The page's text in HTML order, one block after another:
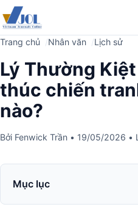
Trang chủ Nhân văn Lịch sử
Lý Thường
thúc chiến
nào?
Bởi Fenwick Trần • 19/05/2026 •
Mục lục